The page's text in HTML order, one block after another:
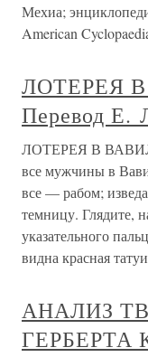
Мехиа;
American
ЛОТЕРЕЯ
Перевод Е.
ЛОТЕРЕЯ В
все мужчины в
все — рабом;
темницу. Глядите,
указательного
видна красная
АНАЛИЗ
ГЕРБЕРТА